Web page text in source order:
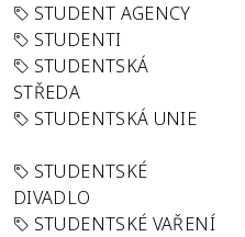
STUDENT AGENCY
STUDENTI
STUDENTSKÁ
STŘEDA
STUDENTSKÁ UNIE
STUDENTSKÉ
DIVADLO
STUDENTSKÉ VAŘENÍ